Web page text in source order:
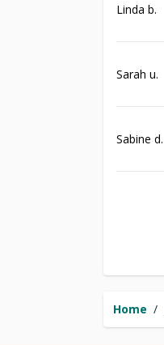
Home /
Linda b.
Sarah u.
Sabine d.